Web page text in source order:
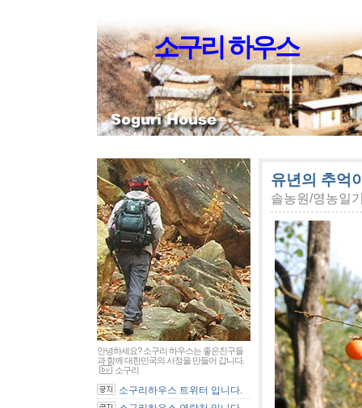
소구리 하우스
유년의 추억
솔농원/영농일
안녕하세요? 소구리 하우스는 좋은친구들
과 함께 대한민국의 서정을 만들어 갑니다.
소구리
소구리하우스 트위터 입니다.